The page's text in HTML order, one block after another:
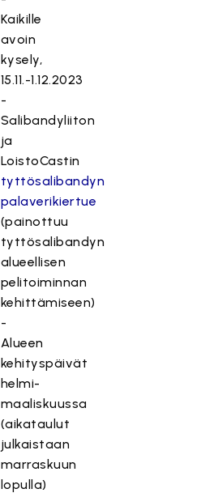
Kaikille
avoin
kysely,
15.11.-1.12.2023
-
Salibandyliiton
ja
LoistoCastin
tyttösalibandyn
palaverikiertue
(painottuu
tyttösalibandyn
alueellisen
pelitoiminnan
kehittämiseen)
-
Alueen
kehityspäivät
helmi-
maaliskuussa
(aikataulut
julkaistaan
marraskuun
lopulla)